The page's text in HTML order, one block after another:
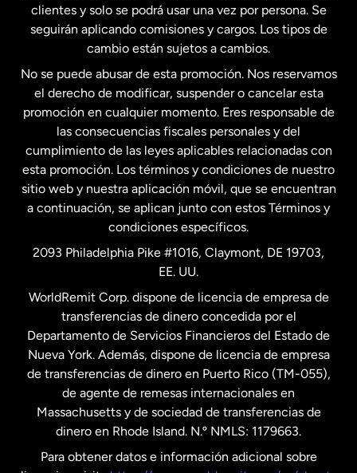
Estados Unidos Español
Francia
Malasia
Nueva Zelanda
Países Bajos
Suecia
clientes y solo se podrá usar una vez por persona. Se
seguirán aplicando comisiones y cargos. Los tipos de
cambio están sujetos a cambios.
No se puede abusar de esta promoción. Nos reservamos
el derecho de modificar, suspender o cancelar esta
promoción en cualquier momento. Eres responsable de
las consecuencias fiscales personales y del
cumplimiento de las leyes aplicables relacionadas con
esta promoción. Los términos y condiciones de nuestro
sitio web y nuestra aplicación móvil, que se encuentran
a continuación, se aplican junto con estos Términos y
condiciones específicos.
2093 Philadelphia Pike #1016, Claymont, DE 19703,
EE. UU.
WorldRemit Corp. dispone de licencia de empresa de
transferencias de dinero concedida por el
Departamento de Servicios Financieros del Estado de
Nueva York. Además, dispone de licencia de empresa
de transferencias de dinero en Puerto Rico (TM-055),
de agente de remesas internacionales en
Massachusetts y de sociedad de transferencias de
dinero en Rhode Island. N.º NMLS: 1179663.
Para obtener datos e información adicional sobre